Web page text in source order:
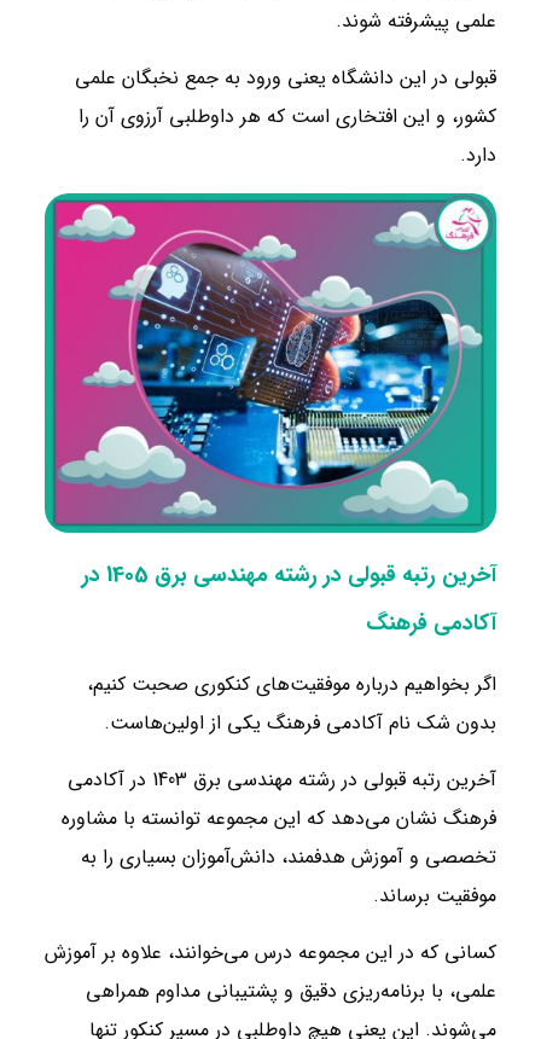
علمی پیشرفته شوند.
قبولی در این دانشگاه یعنی ورود به جمع نخبگان علمی
کشور، و این افتخاری است که هر داوطلبی آرزوی آن را
دارد.
آخرین رتبه قبولی در رشته مهندسی برق 1405 در
آکادمی فرهنگ
اگر بخواهیم درباره موفقیت‌های کنکوری صحبت کنیم،
بدون شک نام آکادمی فرهنگ یکی از اولین‌هاست.
آخرین رتبه قبولی در رشته مهندسی برق 1403 در آکادمی
فرهنگ نشان می‌دهد که این مجموعه توانسته با مشاوره
تخصصی و آموزش هدفمند، دانش‌آموزان بسیاری را به
موفقیت برساند.
کسانی که در این مجموعه درس می‌خوانند، علاوه بر آموزش
علمی، با برنامه‌ریزی دقیق و پشتیبانی مداوم همراهی
می‌شوند. این یعنی هیچ داوطلبی در مسیر کنکور تنها